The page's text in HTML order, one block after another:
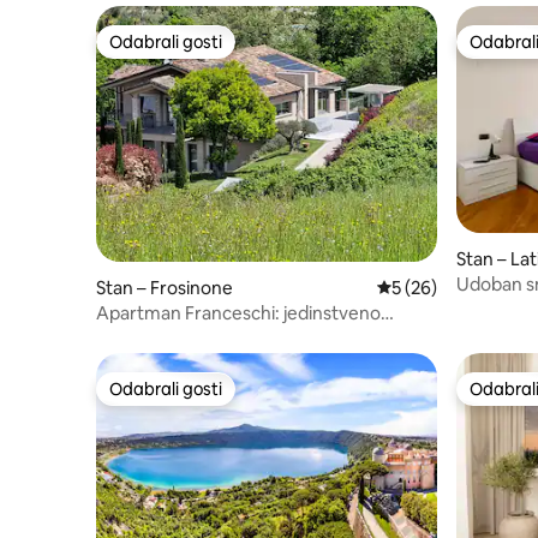
Odabrali gosti
Odabrali gosti
Stan – Frosinone Prosječna ocjena:
5 (26)
Apartman Franceschi: jedinstveno
Stan –
Udoban
Odabrali gosti
Odabrali gosti